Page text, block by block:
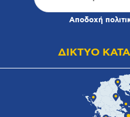
Αποδοχή
ΔΙΚΤΥΟ